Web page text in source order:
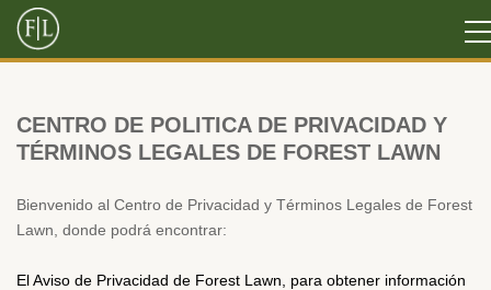
CENTRO DE POLITICA DE PRIVACIDAD Y
TÉRMINOS LEGALES DE FOREST LAWN
Bienvenido al Centro de Privacidad y Términos Legales de Forest
Lawn, donde podrá encontrar:
El Aviso de Privacidad de Forest Lawn, para obtener información